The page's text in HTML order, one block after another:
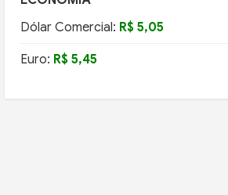
Dólar Comercial: R$ 5,05
Euro: R$ 5,45